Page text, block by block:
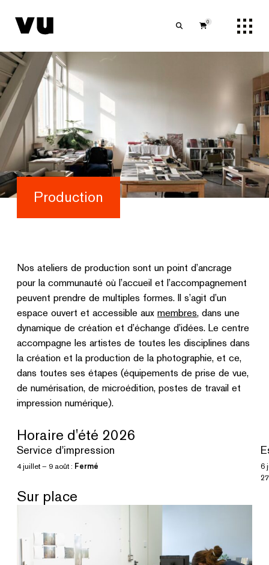
0
Production
Nos ateliers de production sont un point d’ancrage
pour la communauté où l’accueil et l’accompagnement
peuvent prendre de multiples formes. Il s’agit d’un
espace ouvert et accessible aux membres, dans une
dynamique de création et d’échange d’idées. Le centre
accompagne les artistes de toutes les disciplines dans
la création et la production de la photographie, et ce,
dans toutes ses étapes (équipements de prise de vue,
de numérisation, de microédition, postes de travail et
impression numérique).
Horaire d'été 2026
Service d'impression
4 juillet – 9 août : Fermé
6
Sur place